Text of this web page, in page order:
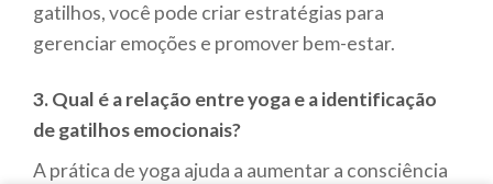
gatilhos, você pode criar estratégias para
gerenciar emoções e promover bem-estar.
3. Qual é a relação entre yoga e a identificação
de gatilhos emocionais?
A prática de yoga ajuda a aumentar a consciência